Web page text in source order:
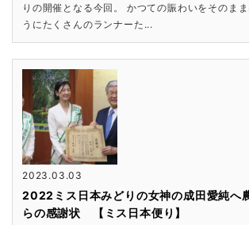
りの開催となる今回。 かつての賑わいをそのま
うにたくさんのランナーた...
2023.03.03
2022ミス日本みどりの女神の成田愛純へ
らの感謝状 【ミス日本便り】